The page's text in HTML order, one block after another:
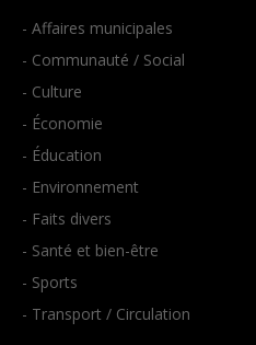
- Affaires municipales
- Communauté / Social
- Culture
- Économie
- Éducation
- Environnement
- Faits divers
- Santé et bien-être
- Sports
- Transport / Circulation